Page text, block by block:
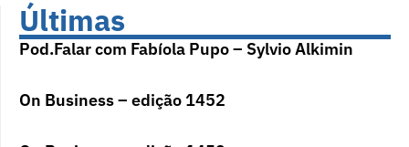
Últimas
Pod.Falar com Fabíola Pupo – Sylvio Alkimin
On Business – edição 1452